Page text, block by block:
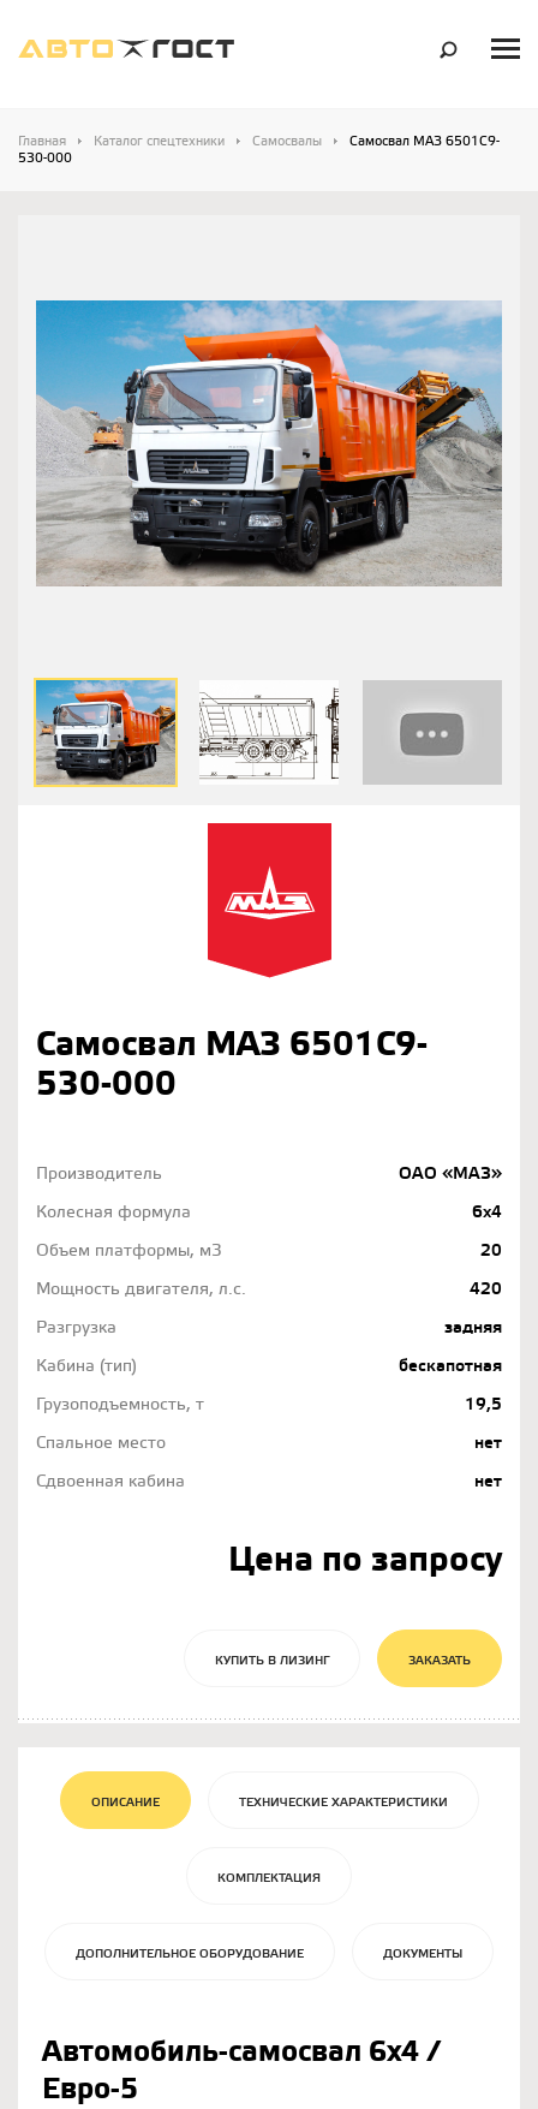
Главная Каталог спецтехники Самосвалы
Самосвал МАЗ 6501С9-
530-000
Самосвал МАЗ 6501С9-
530-000
Производитель
ОАО «МАЗ»
Колесная формула
6х4
Объем платформы, м3
20
Мощность двигателя, л.с.
420
Разгрузка
задняя
Кабина (тип)
бескапотная
Грузоподъемность, т
19,5
Спальное место
нет
Сдвоенная кабина
нет
Цена по запросу
КУПИТЬ В ЛИЗИНГ ЗАКАЗАТЬ
ОПИСАНИЕ ТЕХНИЧЕСКИЕ ХАРАКТЕРИСТИКИ
КОМПЛЕКТАЦИЯ
ДОПОЛНИТЕЛЬНОЕ ОБОРУДОВАНИЕ ДОКУМЕНТЫ
Автомобиль-самосвал 6х4 /
Евро-5